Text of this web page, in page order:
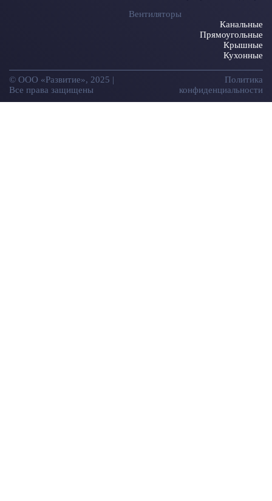
Вентиляторы
Канальные
Прямоугольные
Крышные
Кухонные
© ООО «Развитие», 2025 |
Все права защищены
Политика
конфиденциальности